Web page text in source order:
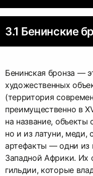
3.1 Бенинские
Бенинская бронза —
художественных
(территория
преимущественно в
на название, объекты
но и из латуни, меди,
артефакты — одни из
Западной Африки. Их
гильдии, которые